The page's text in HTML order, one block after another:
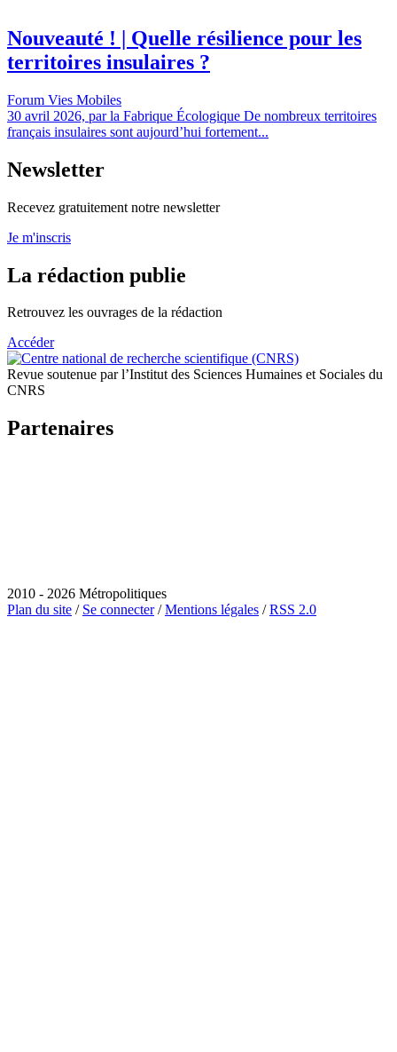
Nouveauté ! | Quelle résilience pour les
territoires insulaires ?
Forum Vies Mobiles
30 avril 2026, par la Fabrique Écologique De nombreux territoires
français insulaires sont aujourd’hui fortement...
Newsletter
Recevez gratuitement notre newsletter
Je m'inscris
La rédaction publie
Retrouvez les ouvrages de la rédaction
Accéder
Revue soutenue par l’Institut des Sciences Humaines et Sociales du
CNRS
Partenaires
2010 - 2026 Métropolitiques
Plan du site / Se connecter/Mentions légales /RSS 2.0